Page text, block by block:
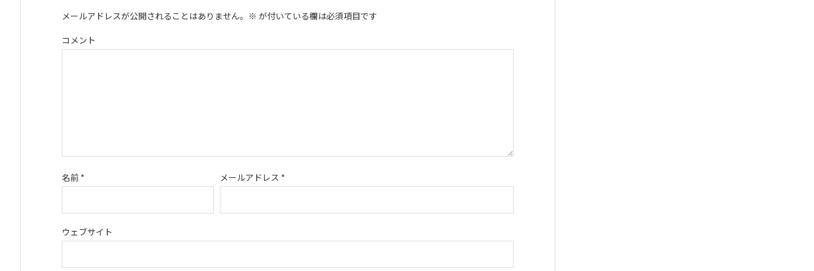
メールアドレスが公開されることはありません。 ※ が付いている欄は必須項目です
コメント
名前 * メールアドレス *
ウェブサイト